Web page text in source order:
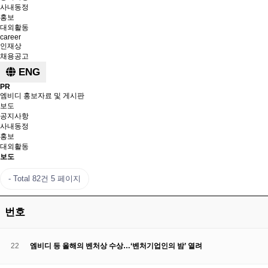
사내동정
홍보
대외활동
career
인재상
채용공고
ENG
PR
엠비디 홍보자료 및 게시판
보도
공지사항
사내동정
홍보
대외활동
보도
Total 82건 5 페이지
번호
22 엠비디 등 올해의 벤처상 수상…‘벤처기업인의 밤’ 열려